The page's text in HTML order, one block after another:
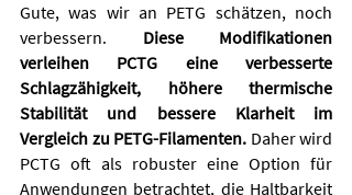
Gute, was wir an PETG schätzen, noch
verbessern. Diese Modifikationen
verleihen PCTG eine verbesserte
Schlagzähigkeit, höhere thermische
Stabilität und bessere Klarheit im
Vergleich zu PETG-Filamenten. Daher wird
PCTG oft als robuster eine Option für
Anwendungen betrachtet, die Haltbarkeit